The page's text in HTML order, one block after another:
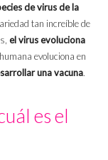
de virus de la
tan increíble de
el virus evoluciona
evoluciona en
una vacuna.
es el